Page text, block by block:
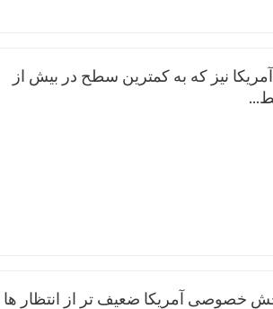
نیز که به کمترین سطح در بیش از
خصوصی آمریکا ضعیف تر از انتظار ها